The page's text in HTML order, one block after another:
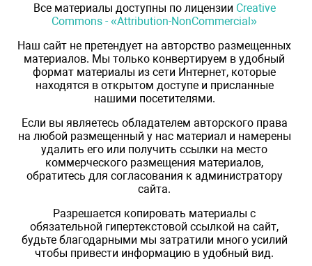
Все материалы доступны по лицензии Creative
Commons - «Attribution-NonCommercial»
Наш сайт не претендует на авторство размещенных
материалов. Мы только конвертируем в удобный
формат материалы из сети Интернет, которые
находятся в открытом доступе и присланные
нашими посетителями.
Если вы являетесь обладателем авторского права
на любой размещенный у нас материал и намерены
удалить его или получить ссылки на место
коммерческого размещения материалов,
обратитесь для согласования к администратору
сайта.
Разрешается копировать материалы с
обязательной гипертекстовой ссылкой на сайт,
будьте благодарными мы затратили много усилий
чтобы привести информацию в удобный вид.